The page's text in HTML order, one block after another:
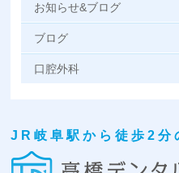
お知らせ&ブログ
ブログ
口腔外科
JR岐阜駅から徒歩2分